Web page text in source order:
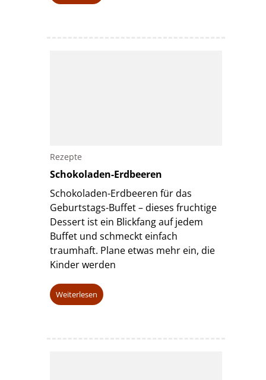
Rezepte
Schokoladen-Erdbeeren
Schokoladen-Erdbeeren für das
Geburtstags-Buffet – dieses fruchtige
Dessert ist ein Blickfang auf jedem
Buffet und schmeckt einfach
traumhaft. Plane etwas mehr ein, die
Kinder werden
Weiterlesen